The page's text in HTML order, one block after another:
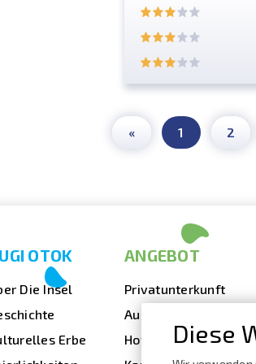
« 1 2
OTOK
Die Insel
Erbe
ANGEBOT
Privatunterkunft
Ausgehen
Hotels
Diese